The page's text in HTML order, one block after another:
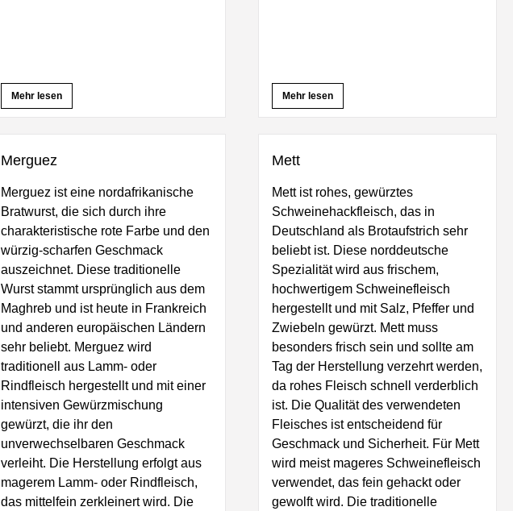
Mehr lesen Mehr lesen
Merguez
Merguez ist eine nordafrikanische
Bratwurst, die sich durch ihre
charakteristische rote Farbe und den
würzig-scharfen Geschmack
auszeichnet. Diese traditionelle
Wurst stammt ursprünglich aus dem
Maghreb und ist heute in Frankreich
und anderen europäischen Ländern
sehr beliebt. Merguez wird
traditionell aus Lamm- oder
Rindfleisch hergestellt und mit einer
intensiven Gewürzmischung
gewürzt, die ihr den
unverwechselbaren Geschmack
verleiht. Die Herstellung erfolgt aus
magerem Lamm- oder Rindfleisch,
das mittelfein zerkleinert wird. Die
Mett
Mett ist rohes, gewürztes
Schweinehackfleisch, das in
Deutschland als Brotaufstrich sehr
beliebt ist. Diese norddeutsche
Spezialität wird aus frischem,
hochwertigem Schweinefleisch
hergestellt und mit Salz, Pfeffer und
Zwiebeln gewürzt. Mett muss
besonders frisch sein und sollte am
Tag der Herstellung verzehrt werden,
da rohes Fleisch schnell verderblich
ist. Die Qualität des verwendeten
Fleisches ist entscheidend für
Geschmack und Sicherheit. Für Mett
wird meist mageres Schweinefleisch
verwendet, das fein gehackt oder
gewolft wird. Die traditionelle